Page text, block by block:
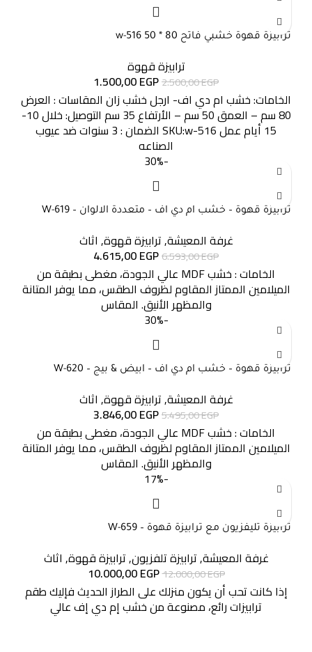
ترابيزة قهوة خشبي فاتح 80 * 50 w-516
ترابيزة قهوة
2.500,00EGP
1.500,00EGP
الخامات: خشب ام دي اف- ارجل خشب زان المقاسات : العرض
80 سم – العمق 50 سم – الأرتفاع 35 سم التوصيل: خلال 10-
15 أيام عمل SKU:w-516 الضمان : 3 سنوات ضد عيوب
الصناعه
-30%
ترابيزة قهوة – خشب ام دي اف – متعددة الالوان – W-619
غرفة المعيشة,ترابيزة قهوة, اثاث
6.593,00EGP
4.615,00EGP
الخامات : خشب MDF عالي الجودة، مغطى بطبقة من
الميلامين الممتاز المقاوم لظروف الطقس، مما يوفر المتانة
والمظهر الأنيق. المقاس
-30%
ترابيزة قهوة – خشب ام دي اف – ابيض & بيج – W-620
غرفة المعيشة,ترابيزة قهوة, اثاث
5.495,00EGP
3.846,00EGP
الخامات : خشب MDF عالي الجودة، مغطى بطبقة من
الميلامين الممتاز المقاوم لظروف الطقس، مما يوفر المتانة
والمظهر الأنيق. المقاس
-17%
ترابيزة تليفزيون مع ترابيزة قهوة – W-659
غرفة المعيشة,ترابيزة تلفزيون,ترابيزة قهوة, اثاث
12.000,00EGP
10.000,00EGP
إذا كانت تحب أن يكون منزلك على الطراز الحديث فإليك طقم
ترابيزات رائع، مصنوعة من خشب إم دي إف عالي